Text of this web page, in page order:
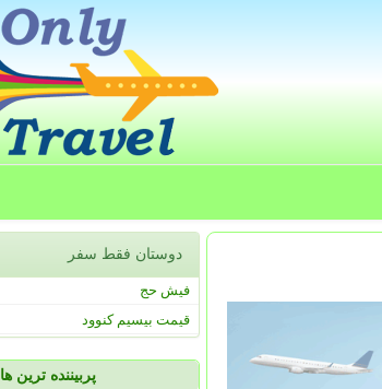
دوستان فقط سفر
فیش حج
قیمت بیسیم کنوود
پربیننده ترین ها